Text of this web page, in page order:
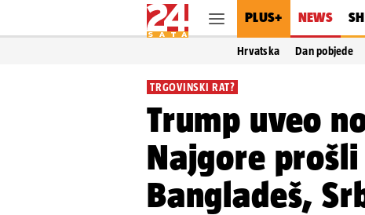
PLUS+ NEWS
Hrvatska Dan pobjede
TRGOVINSKI RAT?
Trump uveo
Najgore
Bangladeš,